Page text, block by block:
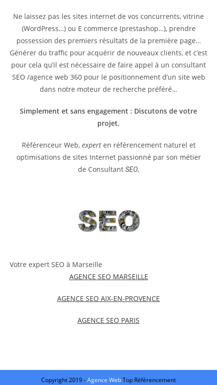
Ne laissez pas les sites internet de vos concurrents, vitrine
(WordPress…) ou E commerce (prestashop…), prendre
possession des premiers résultats de la première page…
Générer du traffic pour acquérir de nouveaux clients, et c’est
pour cela qu’il est nécessaire de faire appel à un consultant
SEO /agence web 360 pour le positionnement d’un site web
dans notre moteur de recherche préféré…
Simplement et sans engagement : Discutons de votre
projet.
Référenceur Web, experten référencement naturel et
optimisations de sites Internet passionné par son métier
de Consultant SEO,
Votre expert SEO à Marseille
AGENCE SEO MARSEILLE
AGENCE SEO AIX-EN-PROVENCE
AGENCE SEO PARIS
Copyright 2019 -Agence WebTop Référencement